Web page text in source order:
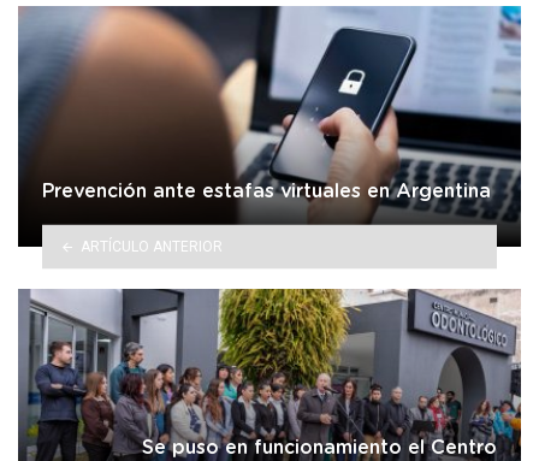
Prevención ante estafas virtuales en Argentina
ARTÍCULO ANTERIOR
Se puso en funcionamiento el Centro